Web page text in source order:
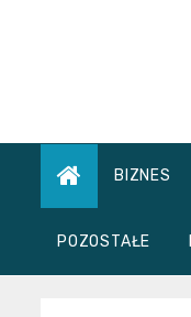
BIZNES
POZOSTAŁE